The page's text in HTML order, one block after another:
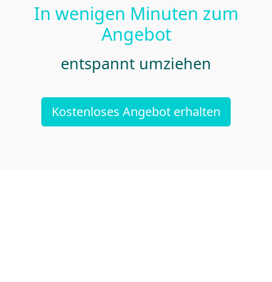
In wenigen Minuten zum
Angebot
entspannt umziehen
Kostenloses Angebot erhalten